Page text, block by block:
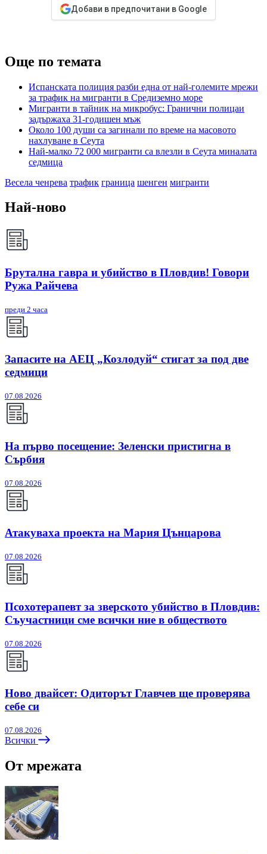
Добави в предпочитани в Google
Още по темата
Испанската полиция разби една от най-големите мрежи
за трафик на мигранти в Средиземно море
Мигранти в тайник на микробус: Гранични полицаи
задържаха 31-годишен мъж
Около 100 души са загинали по време на масовото
нахлуване в Сеута
Най-малко 72 000 мигранти са влезли в Сеута миналата
седмица
Весела ченрева трафик граница шенген мигранти
Най-ново
Брутална гавра и убийство в Пловдив! Говори
Ружа Райчева
преди 2 часа
Запасите на АЕЦ „Козлодуй“ стигат за под две
седмици
07.08.2026
На първо посещение: Зеленски пристигна в
Сърбия
07.08.2026
Атакуваха проекта на Мария Цънцарова
07.08.2026
Псохотерапевт за зверското убийство в Пловдив:
Съучастници сме всички ние в обществото
07.08.2026
Ново двайсет: Одиторът Главчев ще проверява
себе си
07.08.2026
Всички
От мрежата